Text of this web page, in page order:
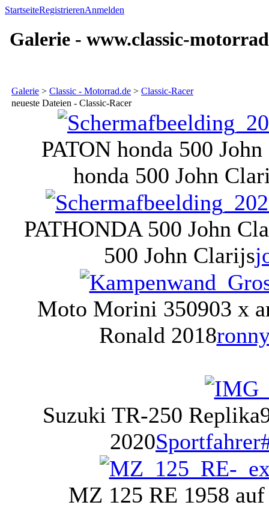
StartseiteRegistrierenAnmelden
Galerie - www.classic-
Galerie > Classic - Motorrad.de > Classic-Racer
neueste Dateien - Classic-Racer
PATON honda 500
honda 500 John
PATHONDA 500 John
500 John Clarijs
Moto Morini 350903 x
Ronald 2018
Suzuki TR-250 Replika
2020
MZ 125 RE 1958